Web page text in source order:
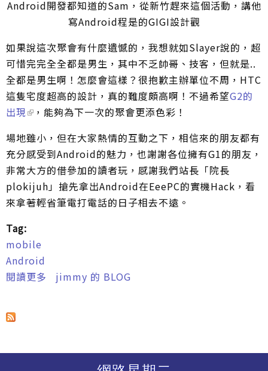
Android開發都知道的Sam，從新竹趕來這個活動，講他
寫Android程是的GIGI設計觀
如果說這次聚會有什麼遺憾的，我想就如Slayer說的，超
可惜完完全全都是男生，其中不乏帥哥、技客，但就是..
全都是男生啊！怎麼會這樣？很抱歉主辦單位不周，HTC
這隻宅度超高的設計，真的難度頗高啊！不過希望G2的
出現
，能夠為下一次的聚會更添色彩！
場地雖小，但在大家熱情的互動之下，相信來的朋友都有
充分感受到Android的魅力，也謝謝各位擁有G1的朋友，
非常大方的借參加的讀者玩，感謝我們站長「院長
plokijuh」搶先拿出Android在EeePC的實機Hack，看
來拿著輕省筆電打電話的日子相去不遠。
Tag:
mobile
Android
閱讀更多 關於台灣Android第一次聚會 - GigaByte MID
jimmy 的 BLOG